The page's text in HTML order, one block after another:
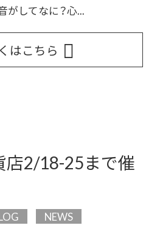
がしてなに？心...
はこちら
店2/18-25まで催
NEWS